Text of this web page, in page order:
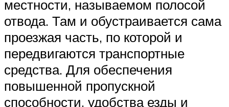
местности, называемом полосой
отвода. Там и обустраивается сама
проезжая часть, по которой и
передвигаются транспортные
средства. Для обеспечения
повышенной пропускной
способности, удобства езды и